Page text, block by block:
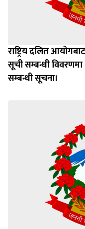
राष्ट्रिय दलित
सूची सम्बन्धी
सम्बन्धी सूचना।